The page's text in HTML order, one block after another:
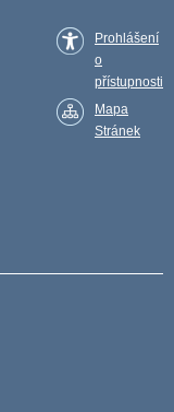
Prohlášení
o
přístupnosti
Mapa
Stránek